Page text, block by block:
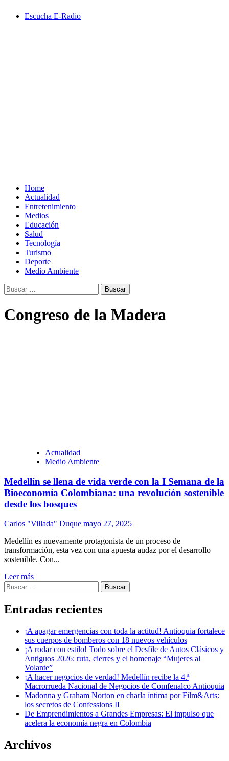
Escucha E-Radio
Home
Actualidad
Entretenimiento
Medios
Educación
Salud
Tecnología
Turismo
Deporte
Medio Ambiente
Buscar:
Congreso de la Madera
Actualidad
Medio Ambiente
Medellín se llena de vida verde con la I Semana de la
Bioeconomía Colombiana: una revolución sostenible
desde los bosques
Carlos "Villada" Duque mayo 27, 2025
Medellín es nuevamente protagonista de un proceso de
transformación, esta vez con una apuesta audaz por el desarrollo
sostenible. Con...
Leer más
Buscar:
Entradas recientes
¡A apagar emergencias con toda la actitud! Antioquia fortalece
sus cuerpos de bomberos con 18 nuevos vehículos
¡A rodar con estilo! Todo sobre el Desfile de Autos Clásicos y
Antiguos 2026: ruta, cierres y el homenaje “Mujeres al
Volante”
¡A hacer negocios de verdad! Medellín recibe la 4.ª
Macrorrueda Nacional de Negocios de Comfenalco Antioquia
Madonna y Graham Norton en charla íntima por Film&Arts:
los secretos de Confessions II
De Emprendimientos a Grandes Empresas: El impulso que
acelera la economía negra en Colombia
Archivos